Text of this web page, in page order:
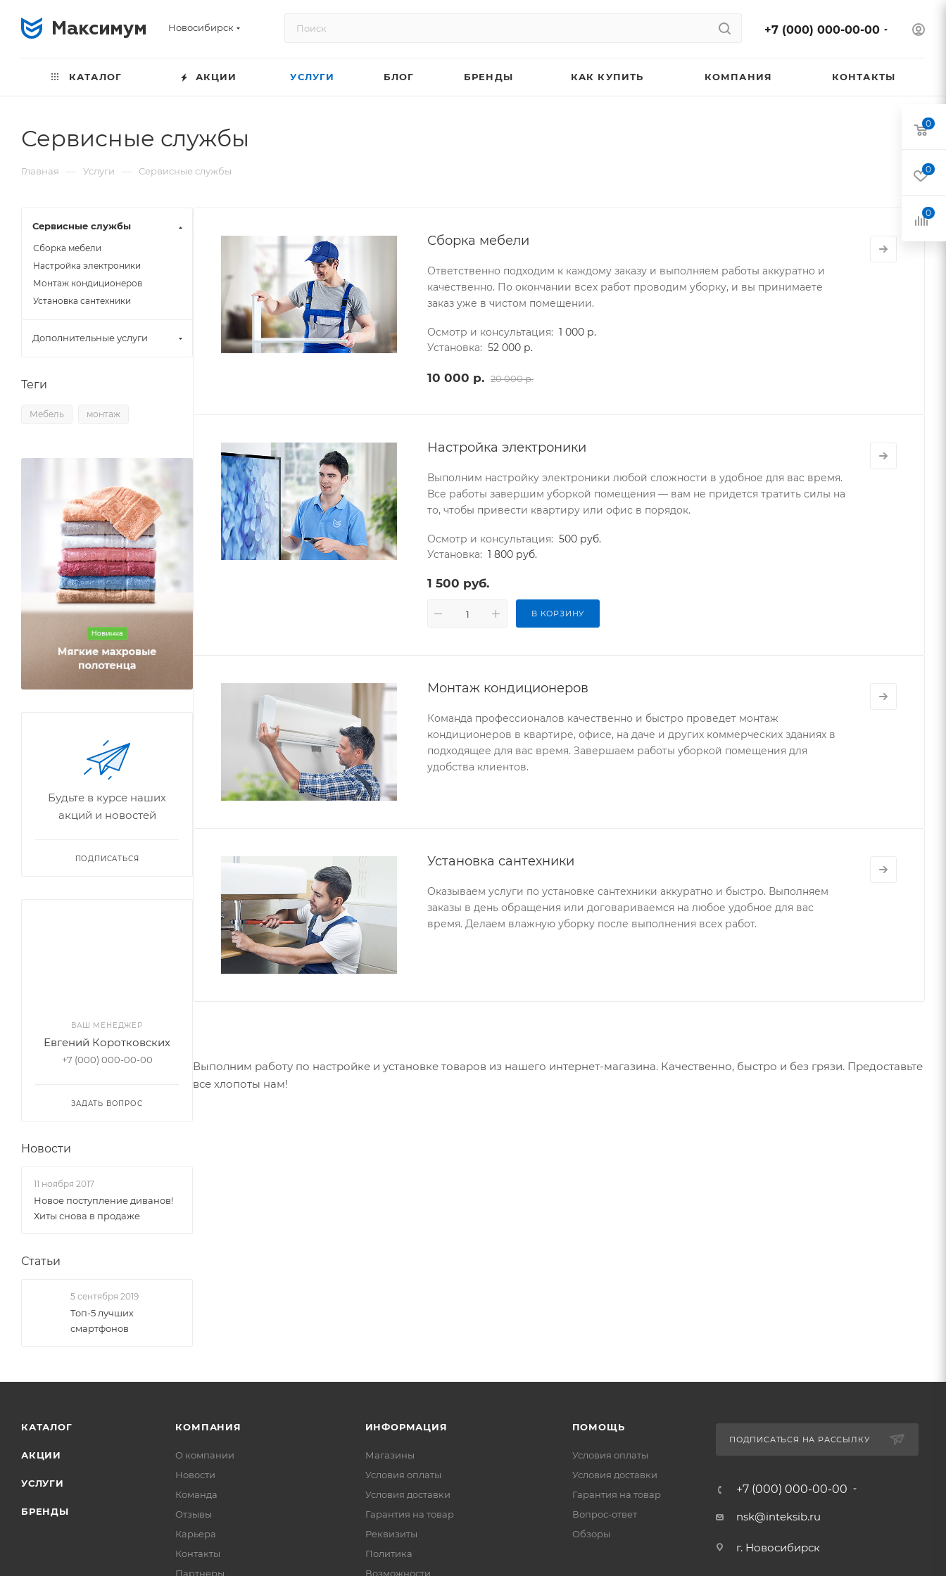
Новосибирск +7 (000) 000-00-00
КАТАЛОГ АКЦИИ УСЛУГИ БЛОГ БРЕНДЫ КАК КУПИТЬ КОМПАНИЯ КОНТАКТЫ
Сервисные службы
Главная — Услуги — Сервисные службы
Сборка мебели
Ответственно подходим к каждому заказу и выполняем работы аккуратно и
качественно. По окончании всех работ проводим уборку, и вы принимаете
заказ уже в чистом помещении.
Осмотр и консультация: 1 000 р.
Установка: 52 000 р.
10 000 р. 20 000 р.
Настройка электроники
Выполним настройку электроники любой сложности в удобное для вас время.
Все работы завершим уборкой помещения — вам не придется тратить силы на
то, чтобы привести квартиру или офис в порядок.
Осмотр и консультация: 500 руб.
Установка: 1 800 руб.
1 500 руб.
В КОРЗИНУ
Монтаж кондиционеров
Команда профессионалов качественно и быстро проведет монтаж
кондиционеров в квартире, офисе, на даче и других коммерческих зданиях в
подходящее для вас время. Завершаем работы уборкой помещения для
удобства клиентов.
Установка сантехники
Оказываем услуги по установке сантехники аккуратно и быстро. Выполняем
заказы в день обращения или договариваемся на любое удобное для вас
время. Делаем влажную уборку после выполнения всех работ.
Выполним работу по настройке и установке товаров из нашего интернет-магазина. Качественно, быстро и без грязи. Предоставьте
все хлопоты нам!
Сервисные службы
Сборка мебели
Настройка электроники
Монтаж кондиционеров
Установка сантехники
Дополнительные услуги
Теги
Мебель монтаж
Будьте в курсе наших
акций и новостей
ПОДПИСАТЬСЯ
ВАШ МЕНЕДЖЕР
Евгений Коротковских
+7 (000) 000-00-00
ЗАДАТЬ ВОПРОС
Новости
11 ноября 2017
Новое поступление диванов!
Хиты снова в продаже
Статьи
5 сентября 2019
Топ-5 лучших
смартфонов
КАТАЛОГ
АКЦИИ
УСЛУГИ
БРЕНДЫ
КОМПАНИЯ
О компании
Новости
Команда
Отзывы
Карьера
Контакты
Партнеры
ИНФОРМАЦИЯ
Магазины
Условия оплаты
Условия доставки
Гарантия на товар
Реквизиты
Политика
Возможности
ПОМОЩЬ
Условия оплаты
Условия доставки
Гарантия на товар
Вопрос-ответ
Обзоры
ПОДПИСАТЬСЯ НА РАССЫЛКУ
+7 (000) 000-00-00
nsk@inteksib.ru
г. Новосибирск
0
0
0